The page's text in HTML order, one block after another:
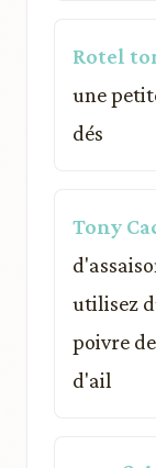
Rotel
une
dés
Tony
utilisez
poivre
d'ail